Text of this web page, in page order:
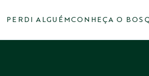
PERDI ALGUÉM CONHEÇA O